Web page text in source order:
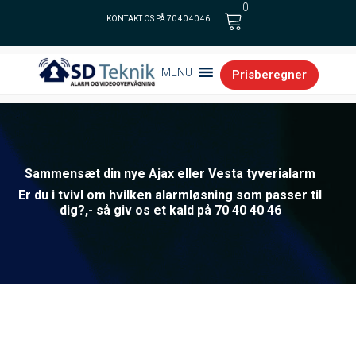
KONTAKT OS PÅ 70 40 40 46
0
MENU Prisberegner
Sammensæt din nye Ajax eller Vesta tyverialarm
Er du i tvivl om hvilken alarmløsning som passer til
dig?,- så giv os et kald på 70 40 40 46